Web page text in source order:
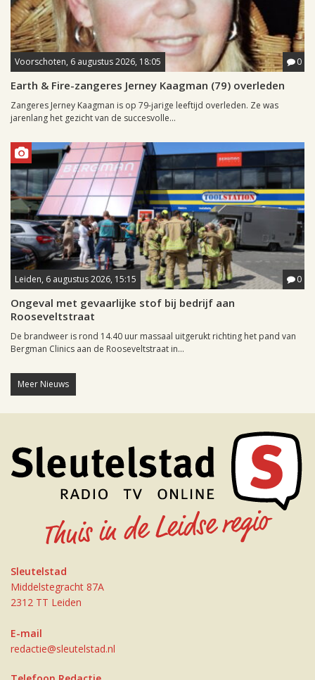
Voorschoten, 6 augustus 2026, 18:05 0
Earth & Fire-zangeres Jerney Kaagman (79) overleden
Zangeres Jerney Kaagman is op 79-jarige leeftijd overleden. Ze was
jarenlang het gezicht van de succesvolle...
Leiden, 6 augustus 2026, 15:15 0
Ongeval met gevaarlijke stof bij bedrijf aan
Rooseveltstraat
De brandweer is rond 14.40 uur massaal uitgerukt richting het pand van
Bergman Clinics aan de Rooseveltstraat in...
Meer Nieuws
Sleutelstad
Middelstegracht 87A
2312 TT Leiden
E-mail
redactie@sleutelstad.nl